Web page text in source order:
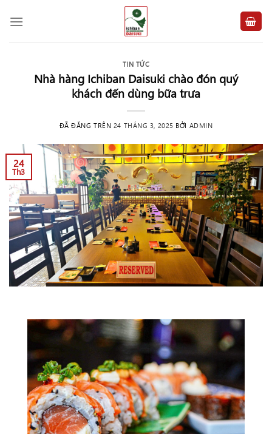
đến
TIN TỨC
Nhà hàng Ichiban Daisuki chào đón quý
khách đến dùng bữa trưa
ĐÃ ĐĂNG TRÊN 24 THÁNG 3, 2025 BỞI ADMIN
24
Th3